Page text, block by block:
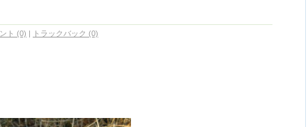
ト (0) | トラックバック (0)